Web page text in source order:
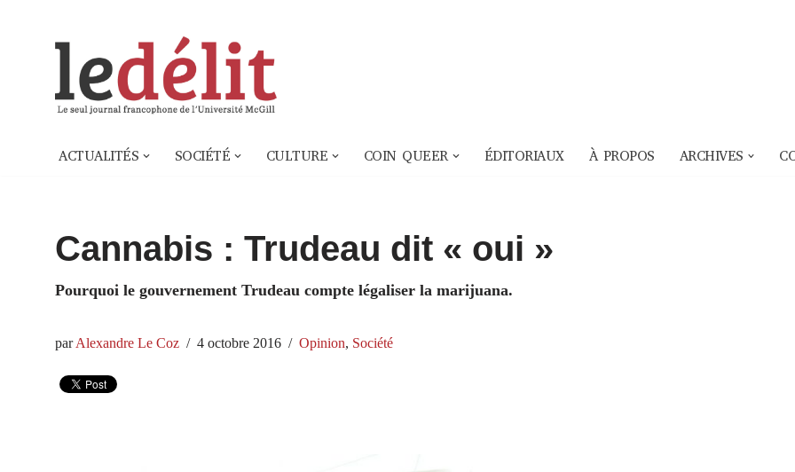
ACTUALITÉS SOCIÉTÉ CULTURE COIN QUEER ÉDITORIAUX À PROPOS ARCHIVES
Cannabis : Trudeau dit « oui »
Pourquoi le gouvernement Trudeau compte légaliser la marijuana.
parAlexandre Le Coz 4 octobre 2016 Opinion, Société